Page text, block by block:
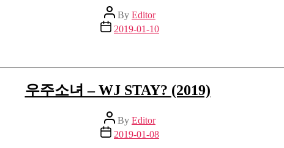
Post
author
By Editor
Post
date
2019-01-10
우주소녀 – WJ STAY? (2019)
Post
author
By Editor
Post
date
2019-01-08